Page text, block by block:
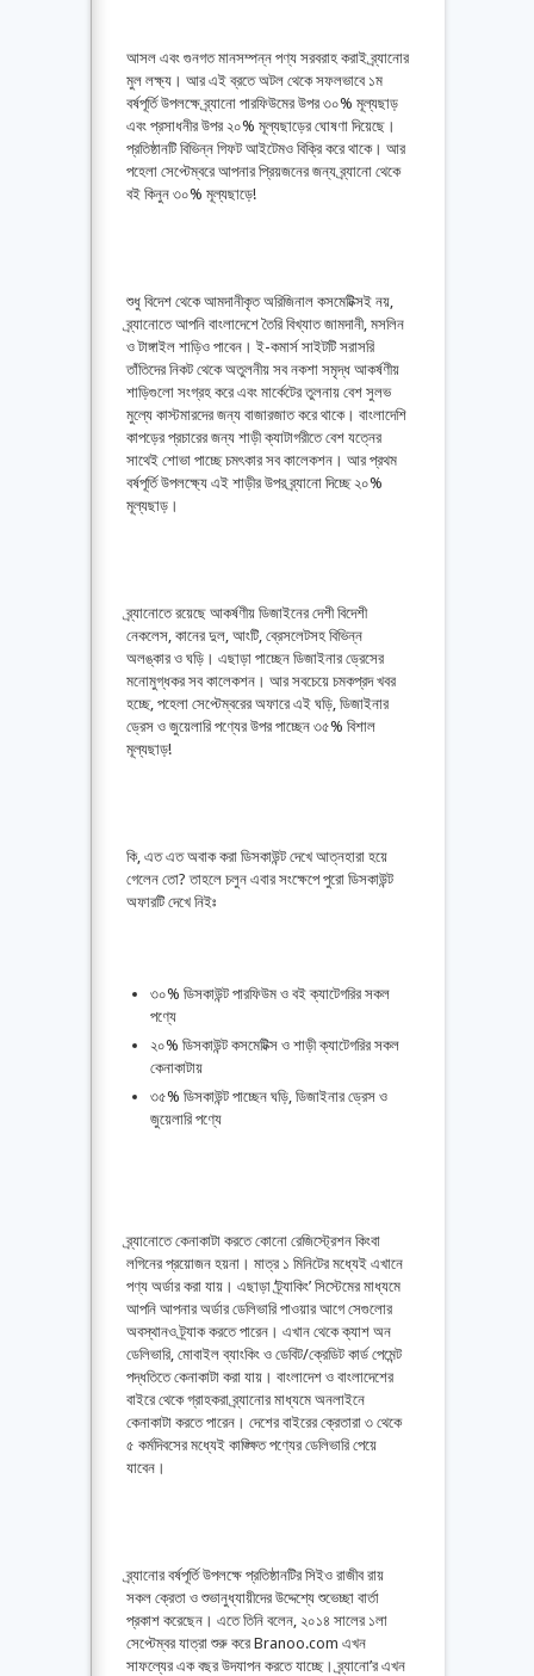
আসল এবং গুনগত মানসম্পন্ন পণ্য সরবরাহ করাই ব্র্যানোর
মুল লক্ষ্য। আর এই ব্রতে অটল থেকে সফলভাবে ১ম
বর্ষপূর্তি উপলক্ষে ব্র্যানো পারফিউমের উপর ৩০% মূল্যছাড়
এবং প্রসাধনীর উপর ২০% মূল্যছাড়ের ঘোষণা দিয়েছে।
প্রতিষ্ঠানটি বিভিন্ন গিফট আইটেমও বিক্রি করে থাকে। আর
পহেলা সেপ্টেম্বরে আপনার প্রিয়জনের জন্য ব্র্যানো থেকে
বই কিনুন ৩০% মূল্যছাড়ে!
শুধু বিদেশ থেকে আমদানীকৃত অরিজিনাল কসমেটিক্সই নয়,
ব্র্যানোতে আপনি বাংলাদেশে তৈরি বিখ্যাত জামদানী, মসলিন
ও টাঙ্গাইল শাড়িও পাবেন। ই-কমার্স সাইটটি সরাসরি
তাঁতিদের নিকট থেকে অতুলনীয় সব নকশা সমৃদ্ধ আকর্ষণীয়
শাড়িগুলো সংগ্রহ করে এবং মার্কেটের তুলনায় বেশ সুলভ
মুল্যে কাস্টমারদের জন্য বাজারজাত করে থাকে। বাংলাদেশি
কাপড়ের প্রচারের জন্য শাড়ী ক্যাটাগরীতে বেশ যত্নের
সাথেই শোভা পাচ্ছে চমৎকার সব কালেকশন। আর প্রথম
বর্ষপূর্তি উপলক্ষ্যে এই শাড়ীর উপর ব্র্যানো দিচ্ছে ২০%
মূল্যছাড়।
ব্র্যানোতে রয়েছে আকর্ষণীয় ডিজাইনের দেশী বিদেশী
নেকলেস, কানের দুল, আংটি, ব্রেসলেটসহ বিভিন্ন
অলঙ্কার ও ঘড়ি। এছাড়া পাচ্ছেন ডিজাইনার ড্রেসের
মনোমুগ্ধকর সব কালেকশন। আর সবচেয়ে চমকপ্রদ খবর
হচ্ছে, পহেলা সেপ্টেম্বরের অফারে এই ঘড়ি, ডিজাইনার
ড্রেস ও জুয়েলারি পণ্যের উপর পাচ্ছেন ৩৫% বিশাল
মূল্যছাড়!
কি, এত এত অবাক করা ডিসকাউন্ট দেখে আত্নহারা হয়ে
গেলেন তো? তাহলে চলুন এবার সংক্ষেপে পুরো ডিসকাউন্ট
অফারটি দেখে নিইঃ
৩০% ডিসকাউন্ট পারফিউম ও বই ক্যাটেগরির সকল
পণ্যে
২০% ডিসকাউন্ট কসমেটিক্স ও শাড়ী ক্যাটেগরির সকল
কেনাকাটায়
৩৫% ডিসকাউন্ট পাচ্ছেন ঘড়ি, ডিজাইনার ড্রেস ও
জুয়েলারি পণ্যে
ব্র্যানোতে কেনাকাটা করতে কোনো রেজিস্ট্রেশন কিংবা
লগিনের প্রয়োজন হয়না। মাত্র ১ মিনিটের মধ্যেই এখানে
পণ্য অর্ডার করা যায়। এছাড়া ‘ট্র্যাকিং’ সিস্টেমের মাধ্যমে
আপনি আপনার অর্ডার ডেলিভারি পাওয়ার আগে সেগুলোর
অবস্থানও ট্র্যাক করতে পারেন। এখান থেকে ক্যাশ অন
ডেলিভারি, মোবাইল ব্যাংকিং ও ডেবিট/ক্রেডিট কার্ড পেমেন্ট
পদ্ধতিতে কেনাকাটা করা যায়। বাংলাদেশ ও বাংলাদেশের
বাইরে থেকে গ্রাহকরা ব্র্যানোর মাধ্যমে অনলাইনে
কেনাকাটা করতে পারেন। দেশের বাইরের ক্রেতারা ৩ থেকে
৫ কর্মদিবসের মধ্যেই কাঙ্ক্ষিত পণ্যের ডেলিভারি পেয়ে
যাবেন।
ব্র্যানোর বর্ষপূর্তি উপলক্ষে প্রতিষ্ঠানটির সিইও রাজীব রায়
সকল ক্রেতা ও শুভানুধ্যায়ীদের উদ্দেশ্যে শুভেচ্ছা বার্তা
প্রকাশ করেছেন। এতে তিনি বলেন, ২০১৪ সালের ১লা
সেপ্টেম্বর যাত্রা শুরু করে Branoo.com এখন
সাফল্যের এক বছর উদযাপন করতে যাচ্ছে। ব্র্যানো’র এখন